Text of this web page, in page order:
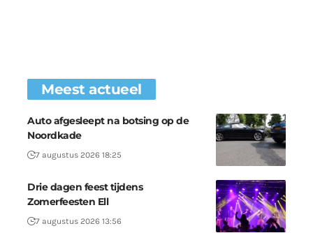
Meest actueel
Auto afgesleept na botsing op de
Noordkade
7 augustus 2026 18:25
Drie dagen feest tijdens
Zomerfeesten Ell
7 augustus 2026 13:56